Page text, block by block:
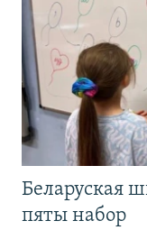
Беларуская
пяты набор